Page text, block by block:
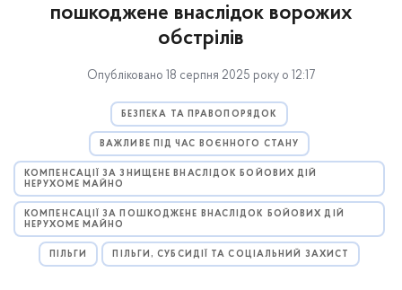
пошкоджене внаслідок ворожих
обстрілів
Опубліковано 18 серпня 2025 року о 12:17
БЕЗПЕКА ТА ПРАВОПОРЯДОК
ВАЖЛИВЕ ПІД ЧАС ВОЄННОГО СТАНУ
КОМПЕНСАЦІЇ ЗА ЗНИЩЕНЕ ВНАСЛІДОК БОЙОВИХ ДІЙ
НЕРУХОМЕ МАЙНО
КОМПЕНСАЦІЇ ЗА ПОШКОДЖЕНЕ ВНАСЛІДОК БОЙОВИХ ДІЙ
НЕРУХОМЕ МАЙНО
ПІЛЬГИ ПІЛЬГИ, СУБСИДІЇ ТА СОЦІАЛЬНИЙ ЗАХИСТ